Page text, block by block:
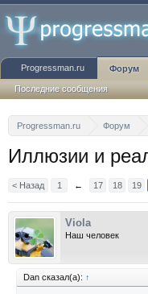
Progressman.ru Форум
Иллюзии и
< Назад 1 ← 17 18 19
Viola
Наш человек
Dan сказал(а): ↑
Progressman.ru Форум
Последние сообщения